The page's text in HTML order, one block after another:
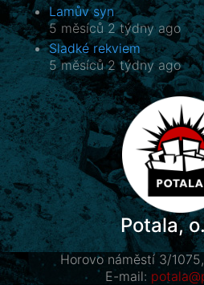
Potala,
Horovo náměstí 3/
E-mail:
Lamův syn
5 měsíců 2 týdny ago
Sladké rekviem
5 měsíců 2 týdny ago